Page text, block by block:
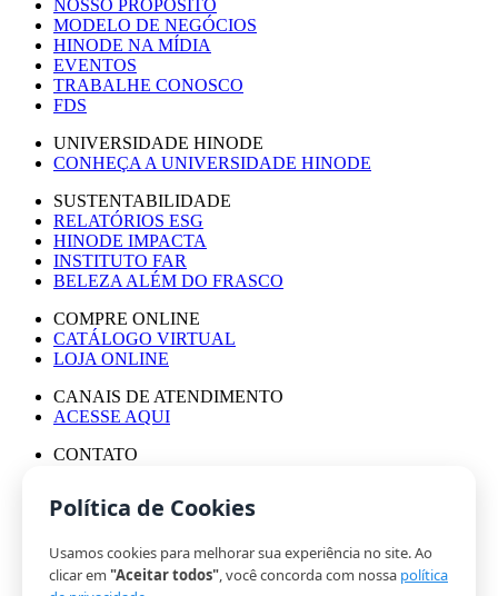
NOSSO PROPÓSITO
MODELO DE NEGÓCIOS
HINODE NA MÍDIA
EVENTOS
TRABALHE CONOSCO
FDS
UNIVERSIDADE HINODE
CONHEÇA A UNIVERSIDADE HINODE
SUSTENTABILIDADE
RELATÓRIOS ESG
HINODE IMPACTA
INSTITUTO FAR
BELEZA ALÉM DO FRASCO
COMPRE ONLINE
CATÁLOGO VIRTUAL
LOJA ONLINE
CANAIS DE ATENDIMENTO
ACESSE AQUI
CONTATO
© HINODE GROUP 2024
|
Política de Cookies
Usamos cookies para melhorar sua experiência no site. Ao
clicar em "Aceitar todos", você concorda com nossa política